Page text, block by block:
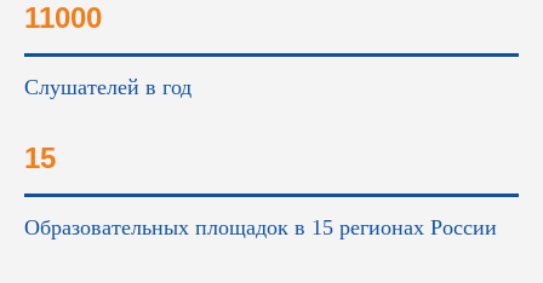
11000
Слушателей в год
15
Образовательных площадок в 15 регионах России